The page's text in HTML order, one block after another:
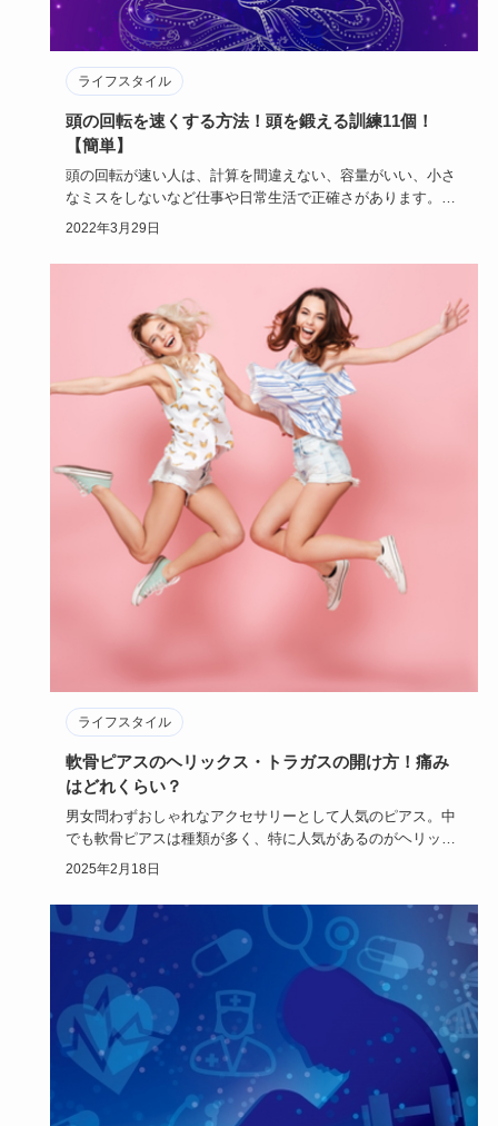
ライフスタイル
頭の回転を速くする方法！頭を鍛える訓練11個！
頭の回転が速い人は、計算を間違えない、容量がいい、小さ
なミスをしないなど仕事や日常生活で正確さがあります。
頭の回転を速…
2022年3月29日
ライフスタイル
軟骨ピアスのヘリックス・トラガスの開け方！痛み
はどれくらい？